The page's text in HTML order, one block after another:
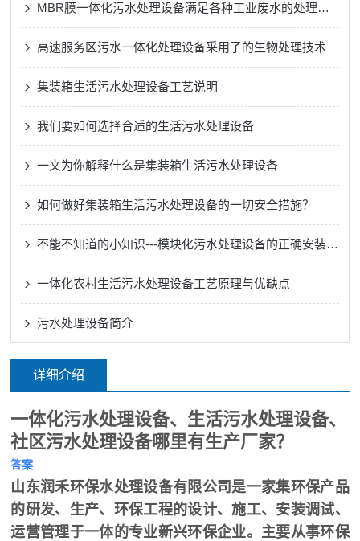
MBR膜一体化污水处理设备满足各种工业废水的处理需求
高速服务区污水一体化处理设备采用了的生物处理技术
集装箱生活污水处理设备工艺说明
我们要如何选择合适的生活污水处理设备
一文为你解释什么是集装箱生活污水处理设备
如何做好集装箱生活污水处理设备的一切安全措施？
不能不知道的小知识---模块化污水处理设备的正确安装方法
一体化农村生活污水处理设备工艺原理与优缺点
污水处理设备简介
详细介绍
一体化污水处理设备、生活污水处理设备、
社区污水处理设备哪里有生产厂家？
答案
山东润禾环保水处理设备有限公司是一家集环保产品
的研发、生产、环保工程的设计、施工、安装调试、
运营管理于一体的专业新兴环保企业。主要从事环保